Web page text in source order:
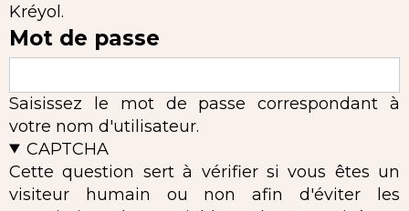
Kréyol.
Mot de passe
Saisissez le mot de passe correspondant à
votre nom d'utilisateur.
CAPTCHA
Cette question sert à vérifier si vous êtes un
visiteur humain ou non afin d'éviter les